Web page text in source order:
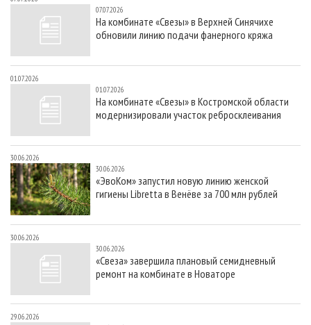
07.07.2026
На комбинате «Свезы» в Верхней Синячихе
обновили линию подачи фанерного кряжа
01.07.2026
01.07.2026
На комбинате «Свезы» в Костромской области
модернизировали участок ребросклеивания
30.06.2026
30.06.2026
«ЭвоКом» запустил новую линию женской
гигиены Libretta в Венёве за 700 млн рублей
30.06.2026
30.06.2026
«Свеза» завершила плановый семидневный
ремонт на комбинате в Новаторе
29.06.2026